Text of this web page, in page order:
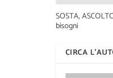
SOSTA,
bisogni
CIRCA